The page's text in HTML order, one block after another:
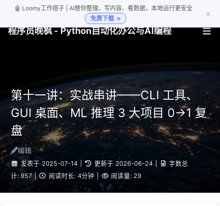
🤖 Loomy工作搭子 | AI替你整理、写内容、看数据，本地运行更安全
免费下载 →
×
程序员晚枫 - Python自动化办公与AI编程
第十一讲：实战串讲——CLI 工具、
GUI 桌面、ML 推理 3 大项目 0→1 复
盘
编辑
发表于 2025-07-14 更新于 2026-06-24
字数总
计: 957 | 阅读时长: 4分钟 阅读量: 29